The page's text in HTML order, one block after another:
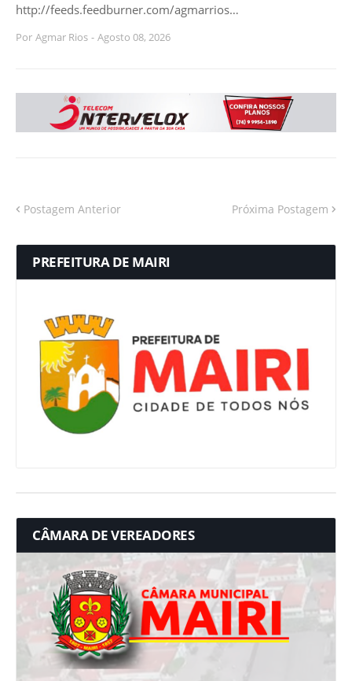
http://feeds.feedburner.com/agmarrios…
Por Agmar Rios - Agosto 08, 2026
Postagem Anterior Próxima Postagem
PREFEITURA DE MAIRI
CÂMARA DE VEREADORES